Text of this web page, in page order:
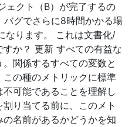
ェクト（B）が完了するの
バグでさらに8時間かかる場
なります。 これは文書化/
か？ 更新 すべての有益な
関係するすべての変数と
の種のメトリックに標準
不可能であることを理解し
り当てる前に、このメト
の名前があるかどうかを知